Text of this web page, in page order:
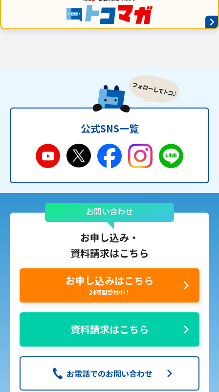
公式SNS一覧
お問い合わせ
お申し込み・
資料請求はこちら
お申し込みはこちら
24時間受付中！
資料請求はこちら
お電話でのお問い合わせ